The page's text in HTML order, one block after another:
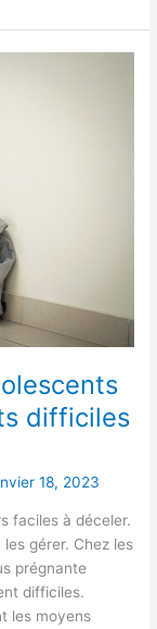
difficiles
18, 2023
faciles à déceler.
gérer. Chez les
prégnante
difficiles.
les moyens